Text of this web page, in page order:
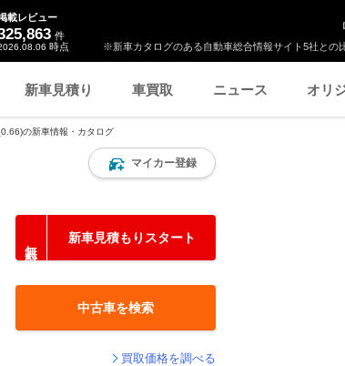
※新車カタログのある自動車総合情報サイト5社との
載レビュー
件
時点
新車見積り 車買取 ニュース オリ
の新車情報・カタログ
マイカー登録
新車見積もりスタート
中古車を検索
買取価格を調べる